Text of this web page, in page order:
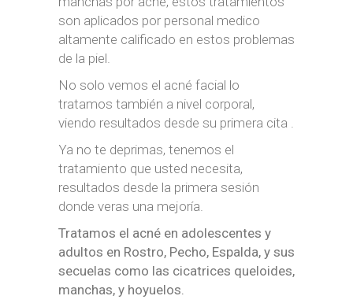
son aplicados por personal medico
altamente calificado en estos problemas
de la piel.
No solo vemos el acné facial lo
tratamos también a nivel corporal,
viendo resultados desde su primera cita .
Ya no te deprimas, tenemos el
tratamiento que usted necesita,
resultados desde la primera sesión
donde veras una mejoría.
Tratamos el acné en adolescentes y
adultos en Rostro, Pecho, Espalda, y sus
secuelas como las cicatrices queloides,
manchas, y hoyuelos.